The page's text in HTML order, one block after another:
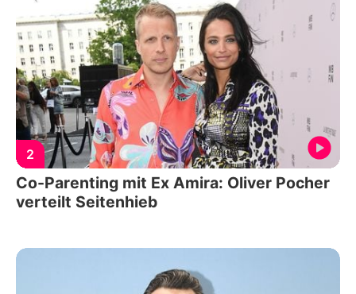
2
Co-Parenting mit Ex Amira: Oliver Pocher
verteilt Seitenhieb